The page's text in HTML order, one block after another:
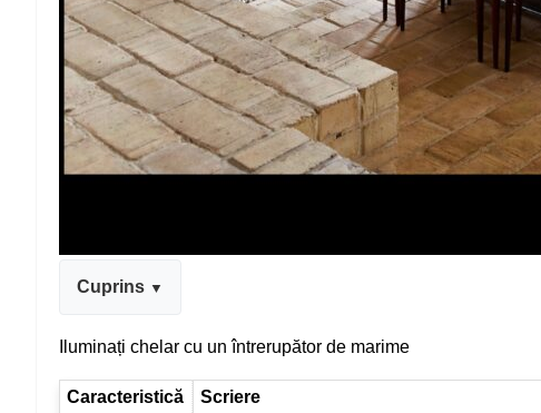
Cuprins
Iluminați chelar cu un întrerupător de marime
Caracteristică
Scriere